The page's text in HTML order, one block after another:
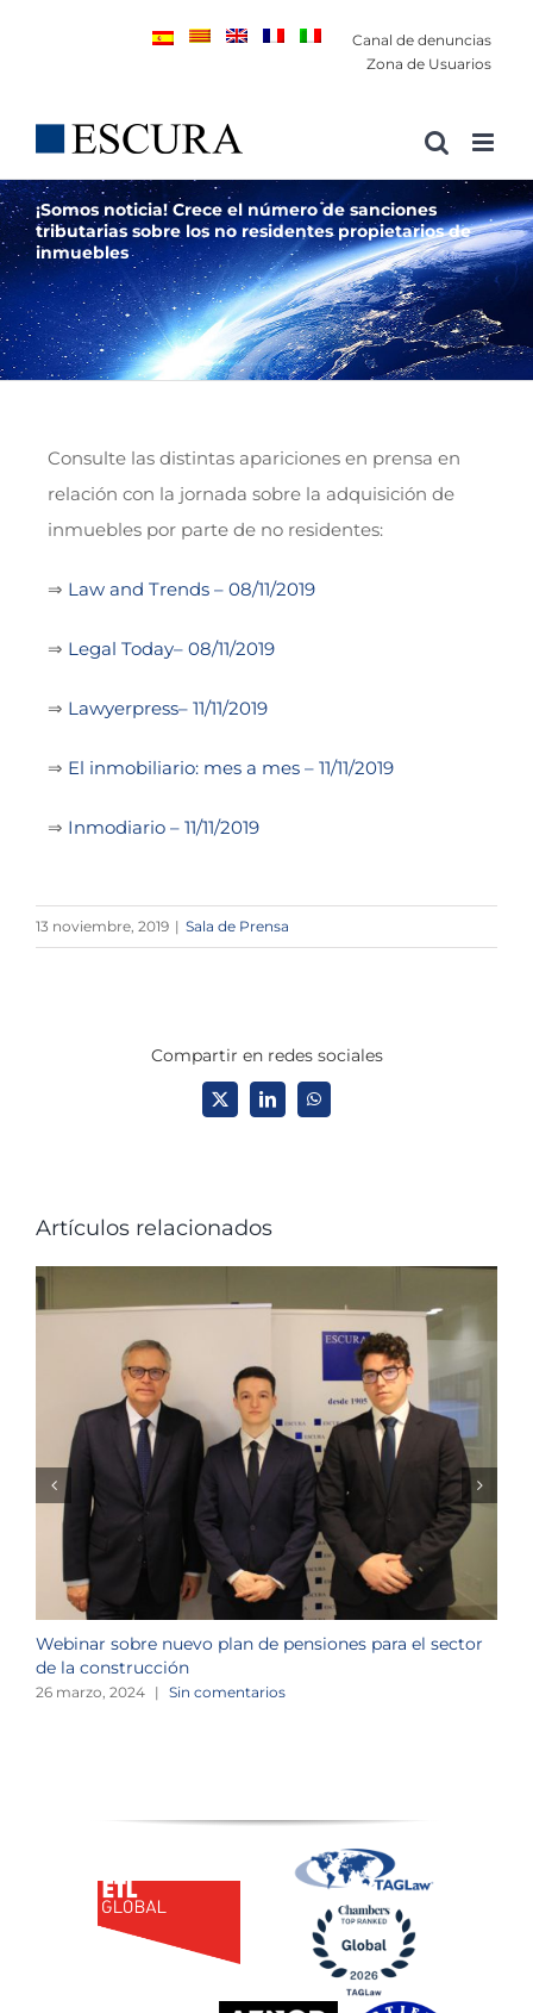
Canal de denuncias
Zona de Usuarios
¡Somos noticia! Crece el número de sanciones
tributarias sobre los no residentes propietarios de
inmuebles
Consulte las distintas apariciones en prensa en
relación con la jornada sobre la adquisición de
inmuebles por parte de no residentes:
⇒ Law and Trends – 08/11/2019
⇒ Legal Today– 08/11/2019
⇒ Lawyerpress– 11/11/2019
⇒ El inmobiliario: mes a mes – 11/11/2019
⇒ Inmodiario – 11/11/2019
13 noviembre, 2019 | Sala de Prensa
Compartir en redes sociales
X LinkedInWhatsApp
Artículos relacionados
Webinar sobre nuevo plan de pensiones para el sector
de la construcción
26 marzo, 2024 | Sin comentarios